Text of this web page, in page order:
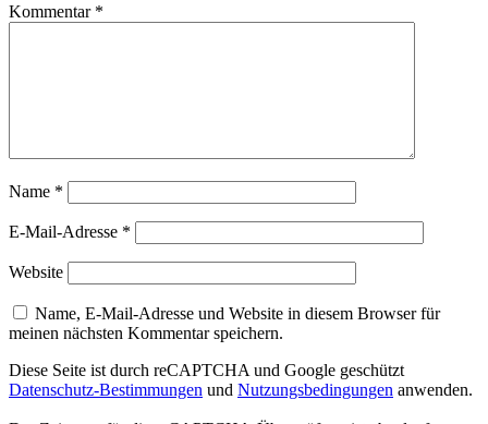
Kommentar *
Name *
E-Mail-Adresse *
Website
Name, E-Mail-Adresse und Website in diesem Browser für
meinen nächsten Kommentar speichern.
Diese Seite ist durch reCAPTCHA und Google geschützt
Datenschutz-Bestimmungen und Nutzungsbedingungen anwenden.